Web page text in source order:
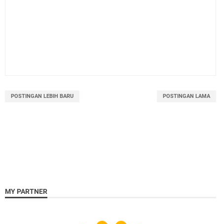
POSTINGAN LEBIH BARU POSTINGAN LAMA
MY PARTNER